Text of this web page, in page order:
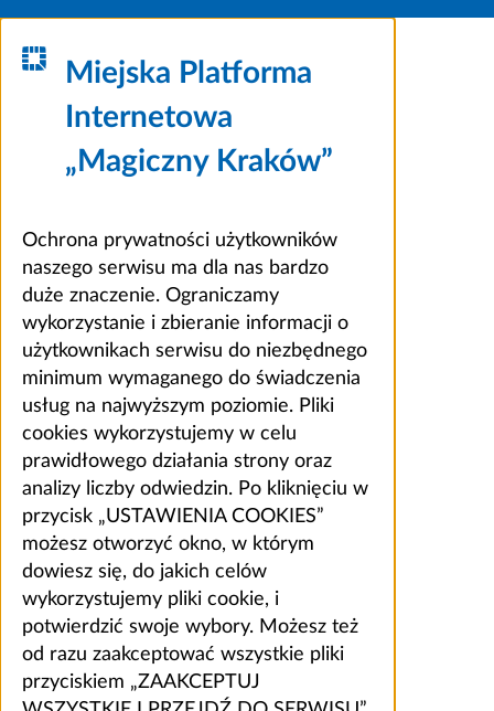
Miejska Platforma
Internetowa
„Magiczny Kraków”
Ochrona prywatności użytkowników
naszego serwisu ma dla nas bardzo
duże znaczenie. Ograniczamy
wykorzystanie i zbieranie informacji o
użytkownikach serwisu do niezbędnego
minimum wymaganego do świadczenia
usług na najwyższym poziomie. Pliki
cookies wykorzystujemy w celu
prawidłowego działania strony oraz
analizy liczby odwiedzin. Po kliknięciu w
przycisk „USTAWIENIA COOKIES”
możesz otworzyć okno, w którym
dowiesz się, do jakich celów
wykorzystujemy pliki cookie, i
potwierdzić swoje wybory. Możesz też
od razu zaakceptować wszystkie pliki
przyciskiem „ZAAKCEPTUJ